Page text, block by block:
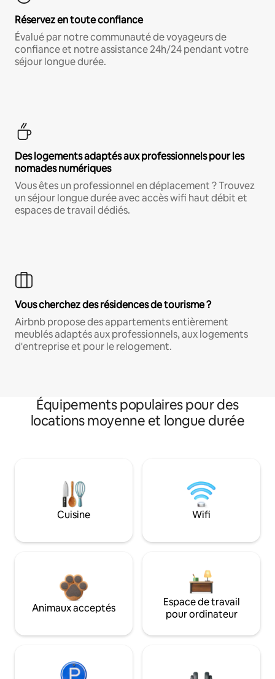
Réservez en toute confiance
Évalué par notre communauté de voyageurs de
confiance et notre assistance 24h/24 pendant votre
séjour longue durée.
Des logements adaptés aux professionnels pour les
nomades numériques
Vous êtes un professionnel en déplacement ? Trouvez
un séjour longue durée avec accès wifi haut débit et
espaces de travail dédiés.
Vous cherchez des résidences de tourisme ?
Airbnb propose des appartements entièrement
meublés adaptés aux professionnels, aux logements
d'entreprise et pour le relogement.
Équipements populaires pour des
locations moyenne et longue durée
Cuisine Wifi
Animaux acceptés
Espace de travail
pour ordinateur